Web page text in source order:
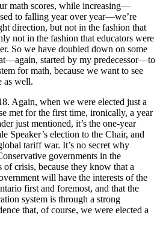
math scores, while increasing—
to falling year over year—we’re
direction, but not in the fashion that
not in the fashion that educators were
So we have doubled down on some
started by my predecessor—to
for math, because we want to see
as well.
Again, when we were elected just a
met for the first time, ironically, a year
just mentioned, it’s the one-year
Speaker’s election to the Chair, and
tariff war. It’s no secret why
governments in the
crisis, because they know that a
will have the interests of the
first and foremost, and that the
system is through a strong
that, of course, we were elected a